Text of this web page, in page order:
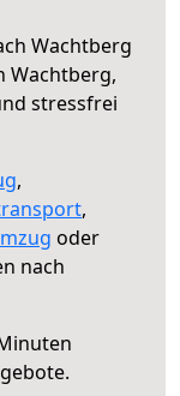
Wachtberg
Wachtberg,
stressfrei
,
,
oder
nach